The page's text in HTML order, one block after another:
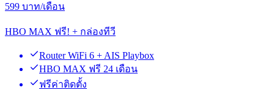
599 บาท/เดือน
HBO MAX ฟรี! + กล่องทีวี
Router WiFi 6 + AIS Playbox
HBO MAX ฟรี 24 เดือน
ฟรีค่าติดตั้ง